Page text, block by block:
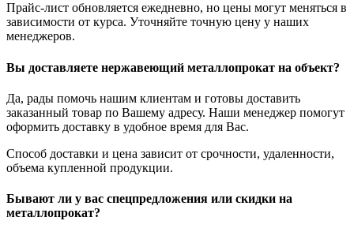
Прайс-лист обновляется ежедневно, но цены могут меняться в
зависимости от курса. Уточняйте точную цену у наших
менеджеров.
Вы доставляете нержавеющий металлопрокат на объект?
Да, рады помочь нашим клиентам и готовы доставить
заказанный товар по Вашему адресу. Наши менеджер помогут
оформить доставку в удобное время для Вас.
Способ доставки и цена зависит от срочности, удаленности,
объема купленной продукции.
Бывают ли у вас спецпредложения или скидки на
металлопрокат?